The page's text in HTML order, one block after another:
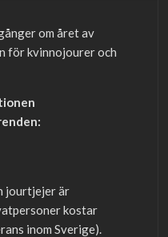
om året av
för kvinnojourer och
jourtjejer är
kostar
inom Sverige).